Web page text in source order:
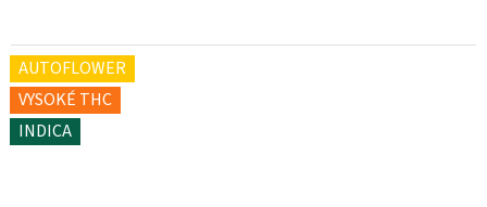
AUTOFLOWER
VYSOKÉ THC
INDICA